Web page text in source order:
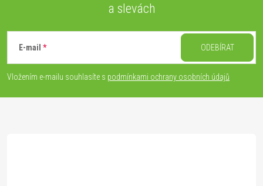
p
a slevách
E-mail
Vložením e-mailu souhlasíte s podmínkami ochrany osobních údajů
ODEBÍRAT